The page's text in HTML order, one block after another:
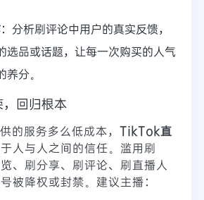
：分析刷评论中用户的真实反馈，
选品或话题，让每一次购买的人气
分。
回归根本
的服务多么低成本， TikTok直
人与人之间的信任。滥用刷
、刷分享、刷评论、刷直播人
被降权或封禁。建议主播：